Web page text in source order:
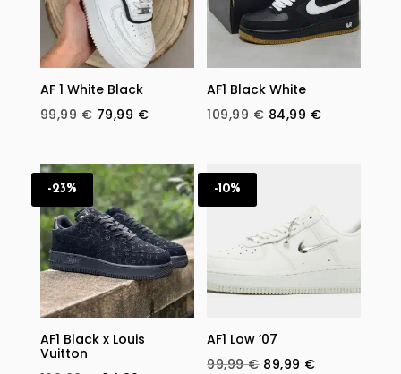
AF 1 White Black
99,99€ Original
was:
99,99 €.
79,99 €Current
is:
79,99 €.
AF1 Black White
109,99€ Original
84,99 €Current
-23%
AF1 Black x Louis
Vuitton
-10%
AF1 Low ’07
99,99€ Original
89,99 €Current